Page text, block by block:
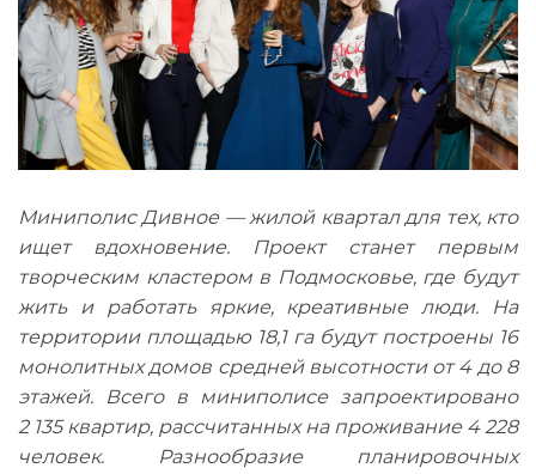
Миниполис Дивное — жилой квартал для тех, кто
ищет вдохновение. Проект станет первым
творческим кластером в Подмосковье, где будут
жить и работать яркие, креативные люди. На
территории площадью 18,1 га будут построены 16
монолитных домов средней высотности от 4 до 8
этажей. Всего в миниполисе запроектировано
2 135 квартир, рассчитанных на проживание 4 228
человек. Разнообразие планировочных